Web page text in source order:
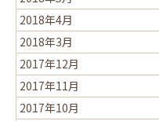
2018年4月
2018年3月
2017年12月
2017年11月
2017年10月